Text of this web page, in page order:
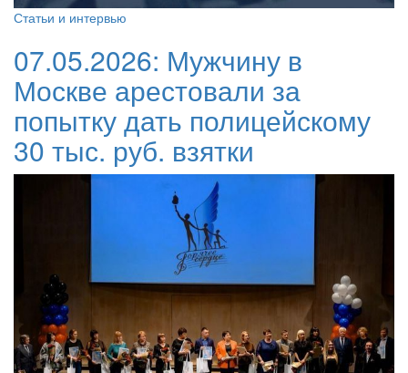
Статьи и интервью
07.05.2026: Мужчину в
Москве арестовали за
попытку дать полицейскому
30 тыс. руб. взятки